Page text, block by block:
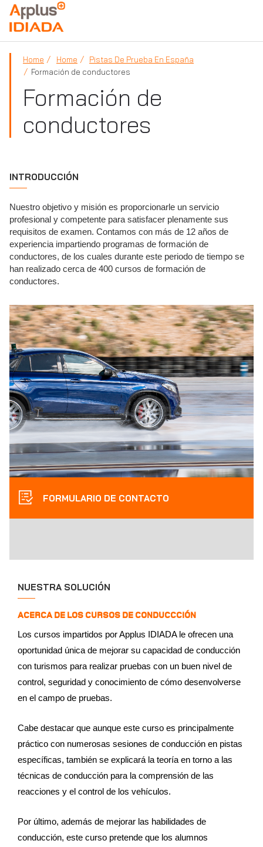
APPLUS+
Home Home
Pistas De Prueba En España
Formación de conductores
Formación de
conductores
INTRODUCCIÓN
Nuestro objetivo y misión es proporcionarle un servicio
profesional y competente para satisfacer plenamente sus
requisitos de examen. Contamos con más de 12 años de
experiencia impartiendo programas de formación de
conductores, de los cuales durante este periodo de tiempo se
han realizado cerca de 400 cursos de formación de
conductores.
FORMULARIO DE CONTACTO
NUESTRA SOLUCIÓN
ACERCA DE LOS CURSOS DE CONDUCCCIÓN
Los cursos impartidos por Applus IDIADA le ofrecen una
oportunidad única de mejorar su capacidad de conducción
con turismos para realizar pruebas con un buen nivel de
control, seguridad y conocimiento de cómo desenvolverse
en el campo de pruebas.
Cabe destacar que aunque este curso es principalmente
práctico con numerosas sesiones de conducción en pistas
específicas, también se explicará la teoría en torno a las
técnicas de conducción para la comprensión de las
reacciones y el control de los vehículos.
Por último, además de mejorar las habilidades de
conducción, este curso pretende que los alumnos